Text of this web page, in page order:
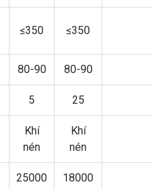
≤350 ≤350
80-90 80-90
5 25
Khí
nén
Khí
nén
25000 18000